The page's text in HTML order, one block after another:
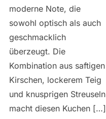
moderne Note, die
sowohl optisch als auch
geschmacklich
überzeugt. Die
Kombination aus saftigen
Kirschen, lockerem Teig
und knusprigen Streuseln
macht diesen Kuchen […]